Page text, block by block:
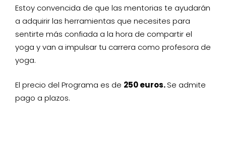
Estoy convencida de que las mentorias te ayudarán
a adquirir las herramientas que necesites para
sentirte más confiada a la hora de compartir el
yoga y van a impulsar tu carrera como profesora de
yoga.
El precio del Programa es de 250 euros.Se admite
pago a plazos.